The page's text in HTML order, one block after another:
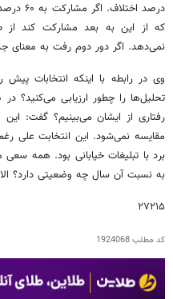
درصد
که از این به بعد مشارکت کند
نمی‌دهد. اگر دور دوم رفت به معنای
تحلیل‌ها را چطور ارزیابی می‌کنید؟
برد با تبلیغات خیابانی بود. همه
به نسبت آن سال چه وضعیتی دارد؟
۲۷۲۱۵
کد مطلب1924068